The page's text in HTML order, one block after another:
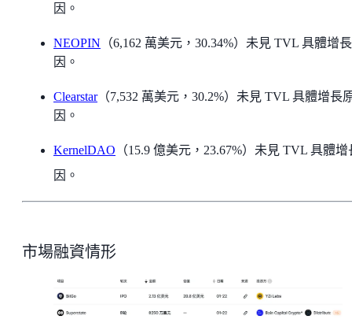
因。
NEOPIN （6,162 萬美元，30.34%）未見 TVL 具體增
因。
Clearstar（7,532 萬美元，30.2%）未見 TVL 具體增長
因。
KernelDAO （15.9 億美元，23.67%）未見 TVL 具體增
因。
市場融資情形